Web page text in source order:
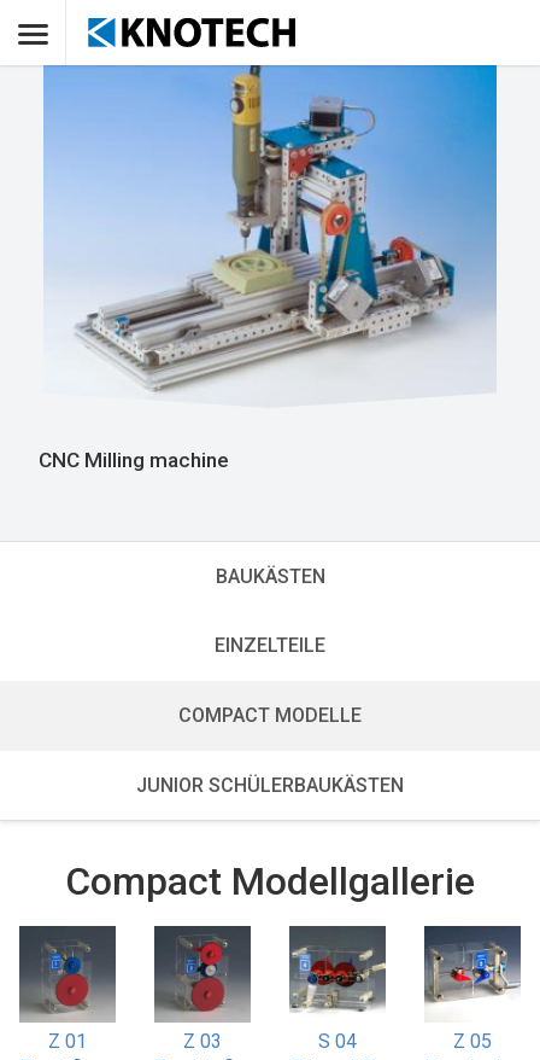
CNC Milling machine
BAUKÄSTEN
EINZELTEILE
COMPACT MODELLE
JUNIOR SCHÜLERBAUKÄSTEN
Compact Modellgallerie
Z 01
Z 03
S 04
Z 05